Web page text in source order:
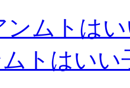
ムトはい
ムトはい